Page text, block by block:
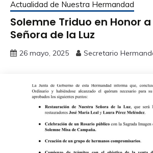
Actualidad de Nuestra Hermandad
Solemne Triduo en Honor
Señora de la Luz
26 mayo, 2025 Secretario